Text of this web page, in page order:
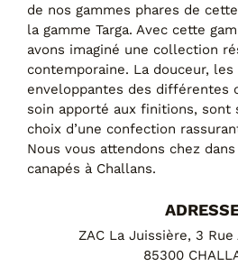
Canapés 2 places
Canapés 3 places
Canapés 4 places
Canapés panoramiques
Fauteuils
Poufs
CANAPÉS
FAUTEUILS ET POUFS
de nos gammes phares de
la gamme Targa. Avec cette
avons imaginé une collection
contemporaine. La douceur, les
enveloppantes des différentes
soin apporté aux finitions, sont
choix d’une confection
Nous vous attendons chez
canapés à Challans.
ZAC La Juissière, 3
85300